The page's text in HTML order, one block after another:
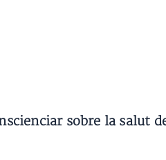
sobre la salut